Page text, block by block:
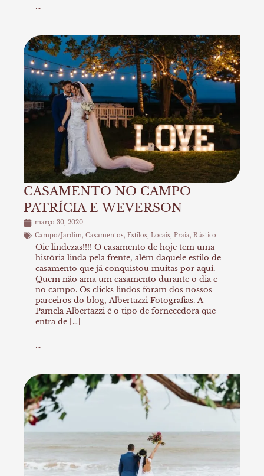
...
CASAMENTO NO CAMPO
PATRÍCIA E WEVERSON
março 30, 2020
Campo/Jardim, Casamentos, Estilos, Locais, Praia, Rústico
Oie lindezas!!!! O casamento de hoje tem uma
história linda pela frente, além daquele estilo de
casamento que já conquistou muitas por aqui.
Quem não ama um casamento durante o dia e
no campo. Os clicks lindos foram dos nossos
parceiros do blog, Albertazzi Fotografias. A
Pamela Albertazzi é o tipo de fornecedora que
entra de […]
...